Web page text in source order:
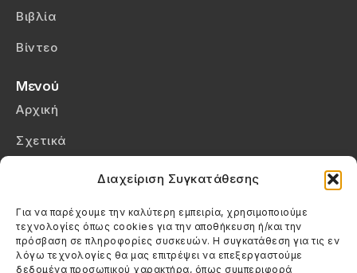
Διαχείριση Συγκατάθεσης
Για να παρέχουμε την καλύτερη εμπειρία, χρησιμοποιούμε
τεχνολογίες όπως cookies για την αποθήκευση ή/και την
πρόσβαση σε πληροφορίες συσκευών. Η συγκατάθεση για τις εν
λόγω τεχνολογίες θα μας επιτρέψει να επεξεργαστούμε
δεδομένα προσωπικού χαρακτήρα, όπως συμπεριφορά
Βιβλία
Βίντεο
Μενού
Αρχική
Σχετικά
Πολιτική Cookies (ΕΕ)